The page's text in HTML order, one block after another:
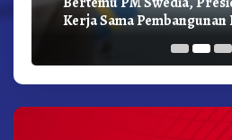
Kerja Sama Pembangunan